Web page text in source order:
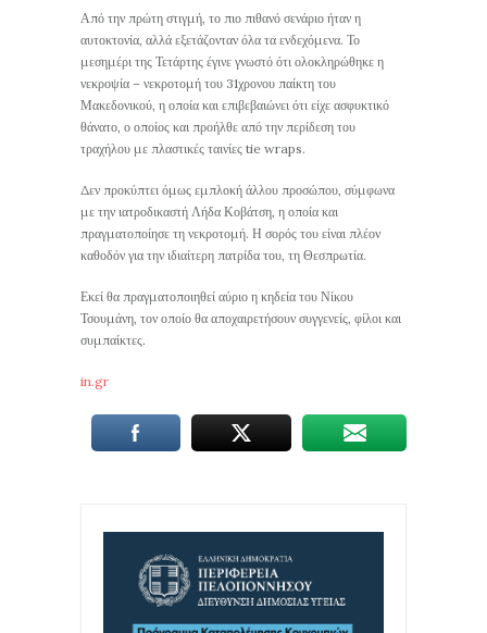
Από την πρώτη στιγμή, το πιο πιθανό σενάριο ήταν η
αυτοκτονία, αλλά εξετάζονταν όλα τα ενδεχόμενα. Το
μεσημέρι της Τετάρτης έγινε γνωστό ότι ολοκληρώθηκε η
νεκροψία – νεκροτομή του 31χρονου παίκτη του
Μακεδονικού, η οποία και επιβεβαιώνει ότι είχε ασφυκτικό
θάνατο, ο οποίος και προήλθε από την περίδεση του
τραχήλου με πλαστικές ταινίες tie wraps.
Δεν προκύπτει όμως εμπλοκή άλλου προσώπου, σύμφωνα
με την ιατροδικαστή Λήδα Κοβάτση, η οποία και
πραγματοποίησε τη νεκροτομή. Η σορός του είναι πλέον
καθοδόν για την ιδιαίτερη πατρίδα του, τη Θεσπρωτία.
Εκεί θα πραγματοποιηθεί αύριο η κηδεία του Νίκου
Τσουμάνη, τον οποίο θα αποχαιρετήσουν συγγενείς, φίλοι και
συμπαίκτες.
in.gr